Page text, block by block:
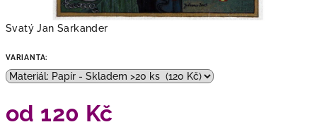
Svatý Jan Sarkander
VARIANTA:
od 120 Kč